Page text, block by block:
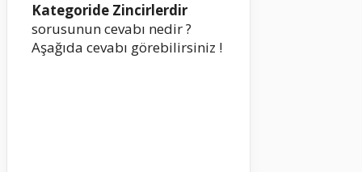
Kategoride Zincirlerdir
sorusunun cevabı nedir ?
Aşağıda cevabı görebilirsiniz !